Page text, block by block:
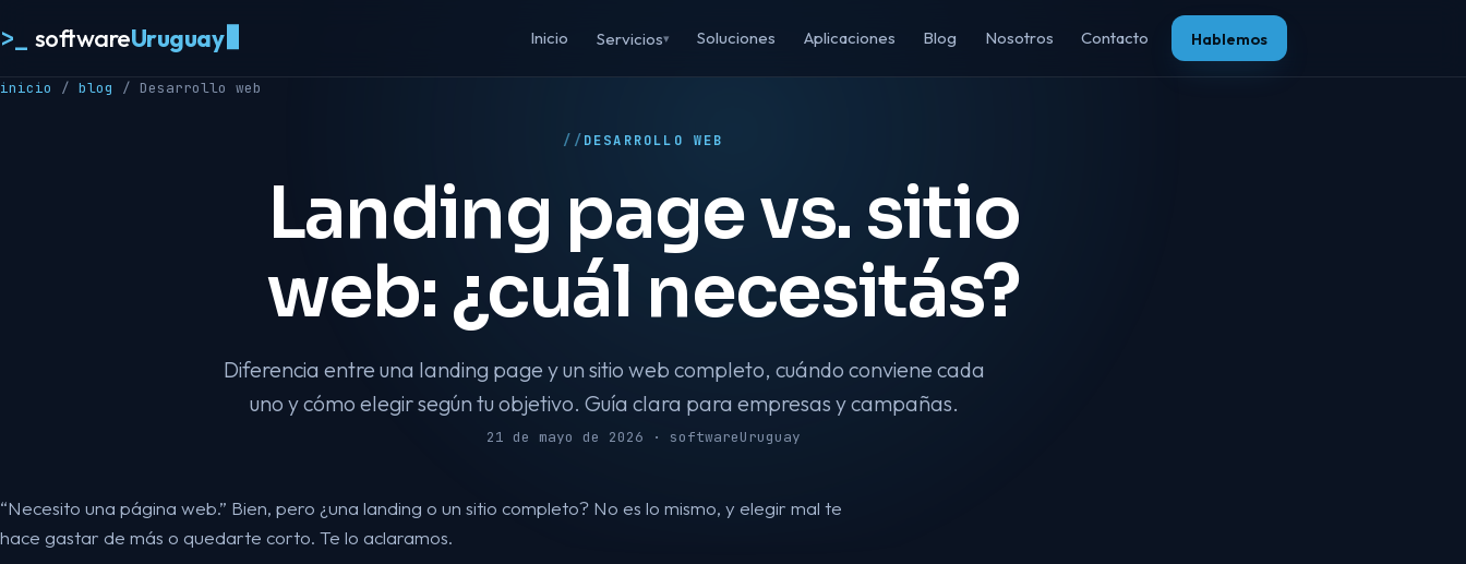
>_ softwareUruguay Inicio Servicios▾ Soluciones Aplicaciones Blog Nosotros Contacto Hablemos
inicio / blog / Desarrollo web
DESARROLLO WEB
Landing page vs. sitio
web: ¿cuál necesitás?
Diferencia entre una landing page y un sitio web completo, cuándo conviene cada
uno y cómo elegir según tu objetivo. Guía clara para empresas y campañas.
21 de mayo de 2026 · softwareUruguay
“Necesito una página web.” Bien, pero ¿una landing o un sitio completo? No es lo mismo, y elegir mal te
hace gastar de más o quedarte corto. Te lo aclaramos.